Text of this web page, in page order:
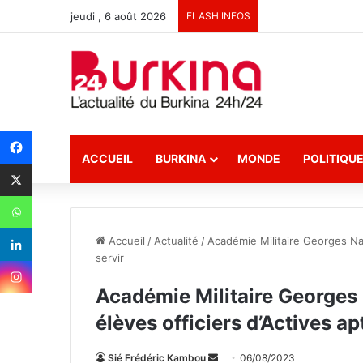
jeudi , 6 août 2026 FLASH INFOS
ACCUEIL BURKINA MONDE POLITIQUE
Accueil / Actualité / Académie Militaire Georges
servir
Académie Militaire
élèves officiers d’Actives
Sié Frédéric Kambou 06/08/2023